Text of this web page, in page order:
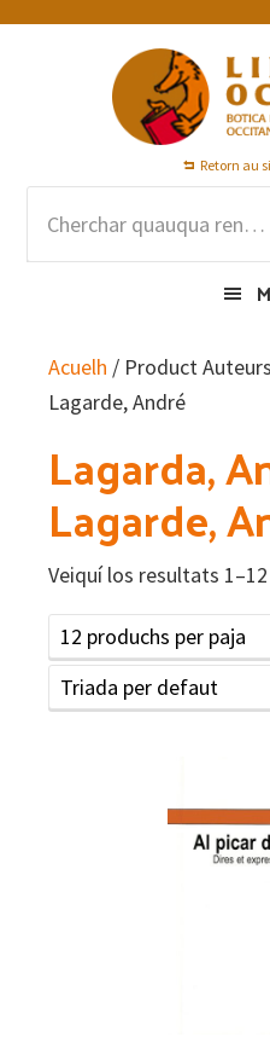
Skip
Skip
Skip
Retorn au
Acuelh / Product
Lagarde, André
Lagarda,
Lagarde,
Veiquí los resultats